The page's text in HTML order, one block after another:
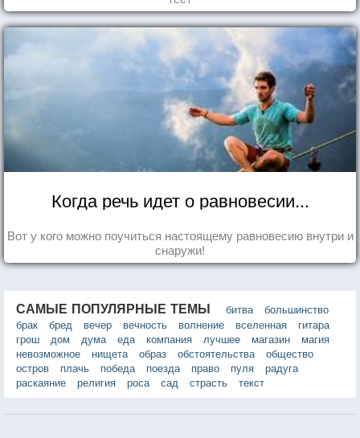
Когда речь идет о равновесии...
Вот у кого можно поучиться настоящему равновесию внутри и
снаружи!
САМЫЕ ПОПУЛЯРНЫЕ ТЕМЫ битва
большинство
брак
бред вечер вечность волнение вселенная
гитара
грош
дом дума еда компания лучшее магазин
магия
невозможное
нищета образ обстоятельства
общество
остров
плачь победа поезда право пуля
радуга
раскаяние
религия роса сад страсть текст